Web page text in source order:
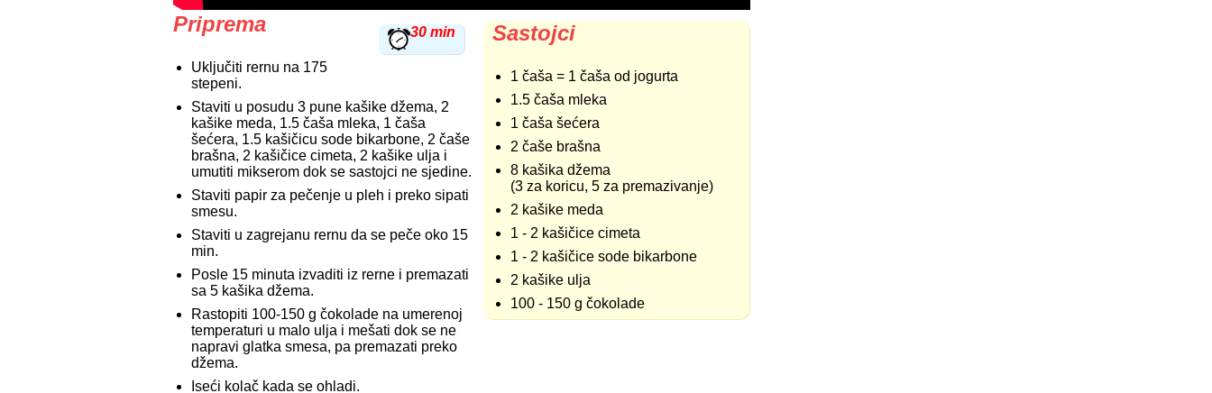
Sastojci
1 čaša = 1 čaša od jogurta
1.5 čaša mleka
1 čaša šećera
2 čaše brašna
8 kašika džema
(3 za koricu, 5 za premazivanje)
2 kašike meda
1 - 2 kašičice cimeta
1 - 2 kašičice sode bikarbone
2 kašike ulja
100 - 150 g čokolade
30 min
Priprema
Uključiti rernu na 175
stepeni.
Staviti u posudu 3 pune kašike džema, 2
kašike meda, 1.5 čaša mleka, 1 čaša
šećera, 1.5 kašičicu sode bikarbone, 2 čaše
brašna, 2 kašičice cimeta, 2 kašike ulja i
umutiti mikserom dok se sastojci ne sjedine.
Staviti papir za pečenje u pleh i preko sipati
smesu.
Staviti u zagrejanu rernu da se peče oko 15
min.
Posle 15 minuta izvaditi iz rerne i premazati
sa 5 kašika džema.
Rastopiti 100-150 g čokolade na umerenoj
temperaturi u malo ulja i mešati dok se ne
napravi glatka smesa, pa premazati preko
džema.
Iseći kolač kada se ohladi.